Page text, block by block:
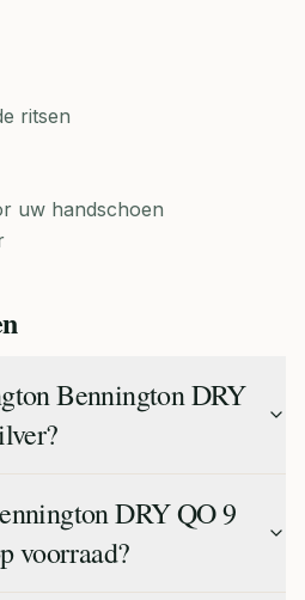
ritsen
uw handschoen
Bennington DRY
DRY QO 9
voorraad?